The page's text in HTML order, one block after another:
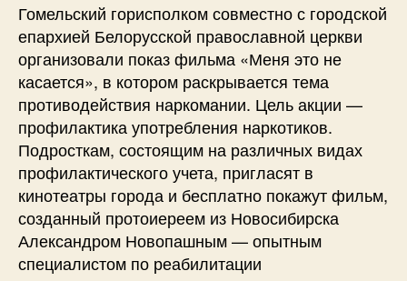
Гомельский горисполком совместно с городской
епархией Белорусской православной церкви
организовали показ фильма «Меня это не
касается», в котором раскрывается тема
противодействия наркомании. Цель акции —
профилактика употребления наркотиков.
Подросткам, состоящим на различных видах
профилактического учета, пригласят в
кинотеатры города и бесплатно покажут фильм,
созданный протоиереем из Новосибирска
Александром Новопашным — опытным
специалистом по реабилитации